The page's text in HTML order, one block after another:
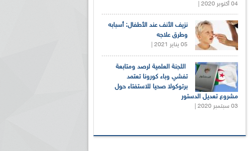
04 أكتوبر 2020 |
نزيف الأنف عند الأطفال: أسبابه
وطرق علاجه
05 يناير 2021 |
اللجنة العلمية لرصد ومتابعة
تفشي وباء كورونا تعتمد
برتوكولا صحيا للاستفتاء حول
مشروع تعديل الدستور
03 سبتمبر 2020 |